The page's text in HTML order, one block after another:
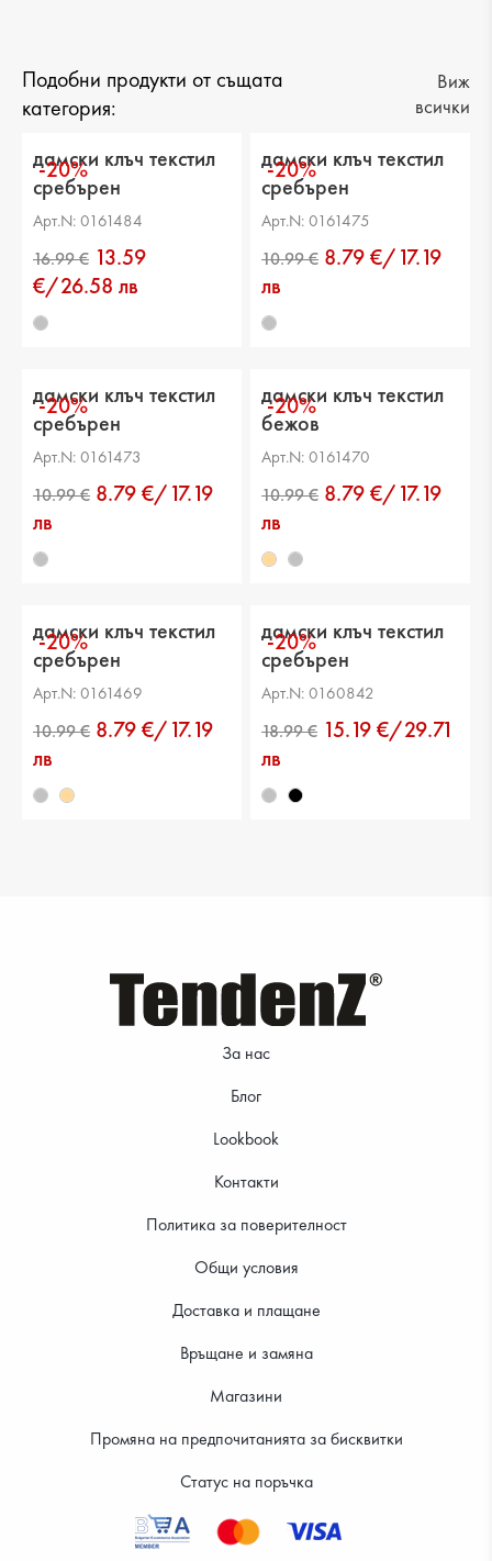
Подобни продукти от същата
категория:
Виж
всички
-20%
дамски клъч текстил
сребърен
Арт.N: 0161484
16.99 €
13.59
€/26.58 лв
-20%
дамски клъч текстил
сребърен
Арт.N: 0161475
10.99 €
8.79 €/17.19
лв
-20%
дамски клъч текстил
сребърен
Арт.N: 0161473
10.99 €
8.79 €/17.19
лв
-20%
дамски клъч текстил
бежов
Арт.N: 0161470
10.99 €
8.79 €/17.19
лв
-20%
дамски клъч текстил
сребърен
Арт.N: 0161469
8.79 €/17.19
лв
-20%
дамски клъч текстил
сребърен
Арт.N: 0160842
15.19 €/29.71
лв
За нас
Блог
Lookbook
Контакти
Политика за поверителност
Общи условия
Доставка и плащане
Връщане и замяна
Магазини
Промяна на предпочитанията за бисквитки
Статус на поръчка